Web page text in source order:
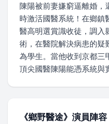
陳陽被前妻嫌窮逼離婚，
時激活國醫系統！在鄉鎮
醫高明選賞識收徒，調入
術，在醫院解決病患的疑
為學生。當他收到京都三
頂尖國醫陳陽能憑系統與
《鄉野醫途》演員陣容